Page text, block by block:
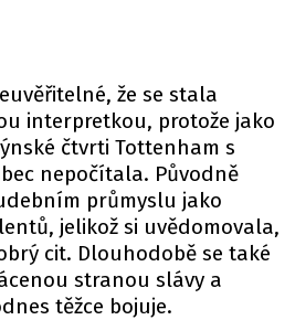
že se stala
interpretkou, protože jako
čtvrti Tottenham s
nepočítala. Původně
průmyslu jako
jelikož si uvědomovala,
cit. Dlouhodobě se také
stranou slávy a
těžce bojuje.